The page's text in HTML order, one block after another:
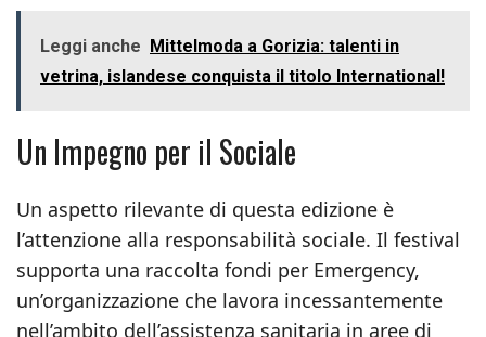
Leggi anche Mittelmoda a Gorizia: talenti in
vetrina, islandese conquista il titolo International!
Un Impegno per il Sociale
Un aspetto rilevante di questa edizione è
l’attenzione alla responsabilità sociale. Il festival
supporta una raccolta fondi per Emergency,
un’organizzazione che lavora incessantemente
nell’ambito dell’assistenza sanitaria in aree di